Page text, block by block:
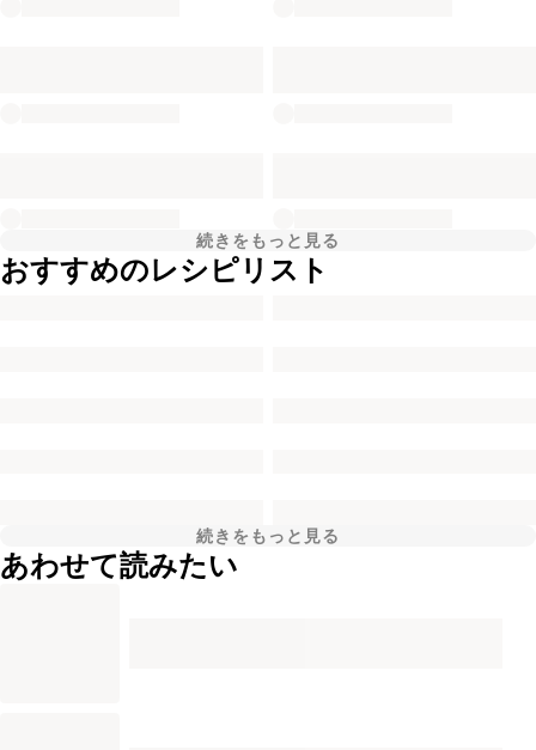
続きをもっと見る
おすすめのレシピリスト
続きをもっと見る
あわせて読みたい